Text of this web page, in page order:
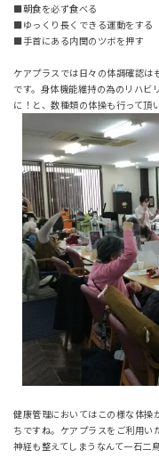
■朝食を必ず食べる
■ゆっくり長くできる運動をする
■手首にある内関のツボを押す
ケアプラスでは日々の体調確認は
です。身体機能維持の為のリハビ
に！と、数種類の体操も行って頂
健康管理においてはこの様な体操
ちですね。ケアプラスをご利用い
神経も整えてしまうなんて一石二鳥